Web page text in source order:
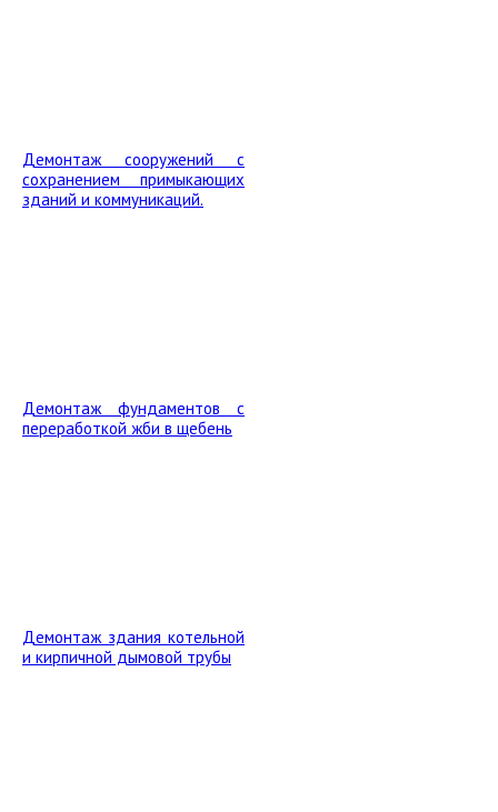
Демонтаж сооружений с
сохранением примыкающих
зданий и коммуникаций.
Демонтаж фундаментов с
переработкой жби в щебень
Демонтаж здания котельной
и кирпичной дымовой трубы